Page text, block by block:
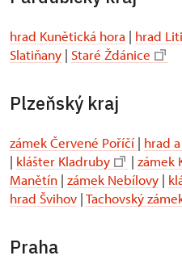
hrad Kunětická hora | hrad
Slatiňany | Staré Ždánice
Plzeňský kraj
zámek Červené Poříčí | hrad
| klášter Kladruby | zámek
Manětín | zámek Nebílovy |
hrad Švihov |Tachovský
Praha